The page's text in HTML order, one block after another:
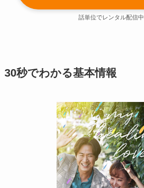
話単位でレンタル配信中
30秒でわかる基本情報